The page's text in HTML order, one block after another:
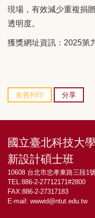
現場，有效減少重複捐
透明度。
獲獎網址資訊： 2025第
友善列印 分享
國立臺北科技大
新設計碩士班
10608 台北市忠孝東路三段1
TEL:886-2-27712171#2800
FAX:886-2-27317183
E-mail: wwwid@ntut.edu.tw